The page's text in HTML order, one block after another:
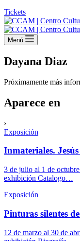
Tickets
Menú
Dayana Diaz
Próximamente más
Aparece en
›
Exposición
Inmateriales.
3 de julio al 1 de
exhibición Catalogo…
Exposición
Pinturas silentes
12 de marzo al 30 de